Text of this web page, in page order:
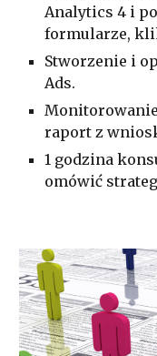
Analytics 4 i
formularze,
Stworzenie i
Ads.
raport z
1 godzina
omówić